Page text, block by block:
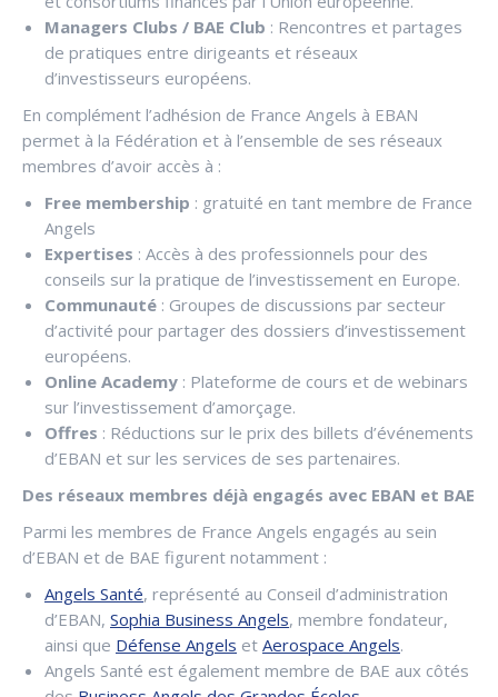
Managers Clubs / BAE Club : Rencontres et partages
de pratiques entre dirigeants et réseaux
d’investisseurs européens.
En complément l’adhésion de France Angels à EBAN
permet à la Fédération et à l’ensemble de ses réseaux
membres d’avoir accès à :
Free membership : gratuité en tant membre de France
Angels
Expertises : Accès à des professionnels pour des
conseils sur la pratique de l’investissement en Europe.
Communauté : Groupes de discussions par secteur
d’activité pour partager des dossiers d’investissement
européens.
Online Academy : Plateforme de cours et de webinars
sur l’investissement d’amorçage.
Offres : Réductions sur le prix des billets d’événements
d’EBAN et sur les services de ses partenaires.
Des réseaux membres déjà engagés avec EBAN et BAE
Parmi les membres de France Angels engagés au sein
d’EBAN et de BAE figurent notamment :
Angels Santé, représenté au Conseil d’administration
d’EBAN, Sophia Business Angels, membre fondateur,
ainsi que Défense Angels et Aerospace Angels.
Angels Santé est également membre de BAE aux côtés